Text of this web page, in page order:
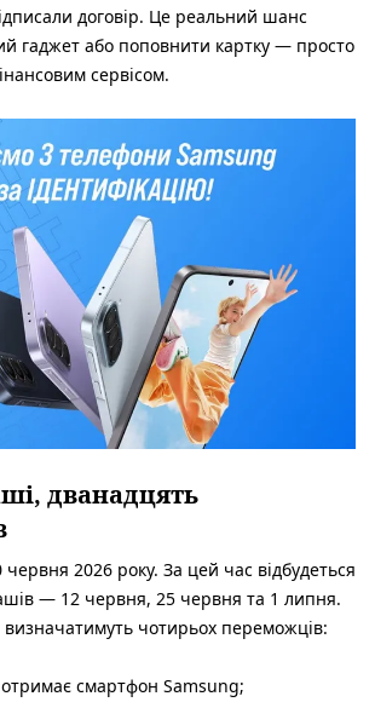
договір. Це реальний шанс
гаджет або поповнити картку — просто
сервісом.
дванадцять
червня 2026 року. За цей час відбудеться
— 12 червня, 25 червня та 1 липня.
чотирьох переможців:
смартфон Samsung;